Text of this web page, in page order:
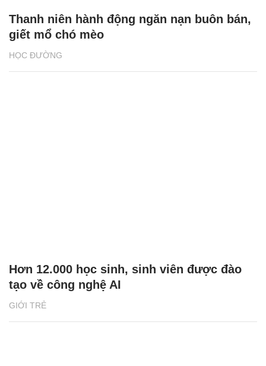
HỌC ĐƯỜNG
Thanh niên hành động ngăn nạn buôn bán,
giết mổ chó mèo
GIỚI TRẺ
Hơn 12.000 học sinh, sinh viên được đào
tạo về công nghệ AI